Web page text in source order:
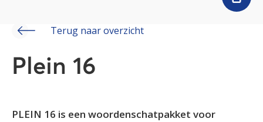
Terug naar overzicht
Plein 16
PLEIN 16 is een woordenschatpakket voor